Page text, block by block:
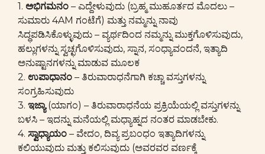
1. ಅಭಿಗಮನಂ – ಎದ್ದೇಳುವುದು (ಬ್ರಹ್ಮ ಮುಹೂರ್ತದ ಮೊದಲು –
ಸುಮಾರು 4AM ಗಂಟೆಗೆ) ಮತ್ತು ನಮ್ಮನ್ನು ನಾವು
ಸಿದ್ಧಪಡಿಸಿಕೊಳ್ಳುವುದು – ವ್ಯರ್ಥದಿಂದ ನಮ್ಮನ್ನು ಮುಕ್ತಗೊಳಿಸುವುದು,
ಹಲ್ಲುಗಳನ್ನು ಸ್ವಚ್ಛಗೊಳಿಸುವುದು, ಸ್ನಾನ, ಸಂಧ್ಯಾವಂದನೆ, ಇತ್ಯಾದಿ
ಅನುಷ್ಟಾನಗಳನ್ನು ಮಾಡುವ ಮೂಲಕ
2. ಉಪಾಧಾನಂ – ತಿರುವಾರಾಧನೆಗಾಗಿ ಕಚ್ಚಾ ವಸ್ತುಗಳನ್ನು
ಸಂಗ್ರಹಿಸುವುದು
3. ಇಜ್ಯಾ(ಯಾಗಂ) – ತಿರುವಾರಾಧನೆಯ ಪ್ರಕ್ರಿಯೆಯಲ್ಲಿ ವಸ್ತುಗಳನ್ನು
ಬಳಸಿ – ಇದನ್ನು ಮನೆಯಲ್ಲಿ ಮಧ್ಯಾಹ್ನದ ನಂತರ ಮಾಡಬೇಕು.
4. ಸ್ವಾಧ್ಯಾಯಂ – ವೇದಂ, ದಿವ್ಯ ಪ್ರಬಂಧಂ ಇತ್ಯಾದಿಗಳನ್ನು
ಕಲಿಯುವುದು ಮತ್ತು ಕಲಿಸುವುದು (ಅವರವರ ವರ್ಣಕ್ಕೆ